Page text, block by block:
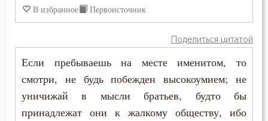
Ненависть
Нечувствие
Нищета
Обида
В избранное Первоисточник
Поделиться цитатой
Если пребываешь на месте именитом, то
смотри, не будь побежден высокоумием; не
уничижай в мысли братьев, будто бы
принадлежат они к жалкому обществу, ибо